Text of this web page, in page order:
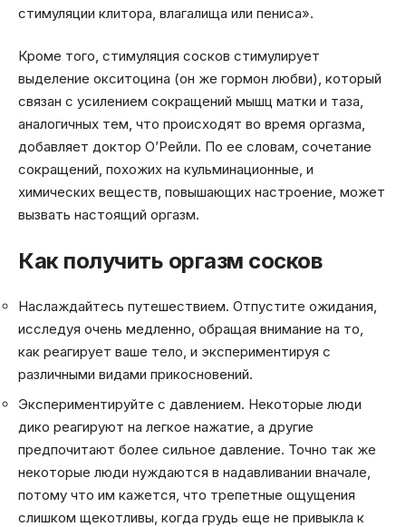
стимуляции клитора, влагалища или пениса».
Кроме того, стимуляция сосков стимулирует
выделение окситоцина (он же гормон любви), который
связан с усилением сокращений мышц матки и таза,
аналогичных тем, что происходят во время оргазма,
добавляет доктор О’Рейли. По ее словам, сочетание
сокращений, похожих на кульминационные, и
химических веществ, повышающих настроение, может
вызвать настоящий оргазм.
Как получить оргазм сосков
Наслаждайтесь путешествием. Отпустите ожидания,
исследуя очень медленно, обращая внимание на то,
как реагирует ваше тело, и экспериментируя с
различными видами прикосновений.
Экспериментируйте с давлением. Некоторые люди
дико реагируют на легкое нажатие, а другие
предпочитают более сильное давление. Точно так же
некоторые люди нуждаются в надавливании вначале,
потому что им кажется, что трепетные ощущения
слишком щекотливы, когда грудь еще не привыкла к